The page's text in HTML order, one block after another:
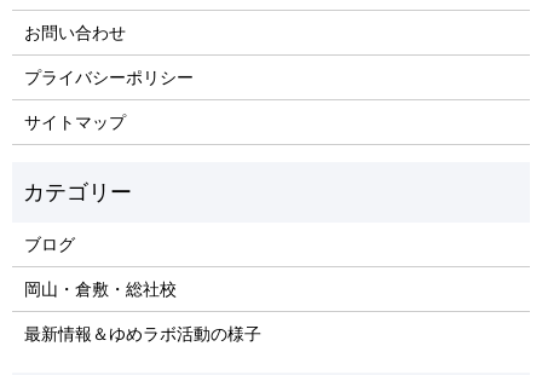
お問い合わせ
プライバシーポリシー
サイトマップ
ブログ
岡山・倉敷・総社校
最新情報＆ゆめラボ活動の様子